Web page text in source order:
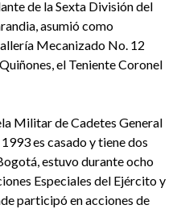
de la Sexta División del
asumió como
Mecanizado No. 12
el Teniente Coronel
Militar de Cadetes General
es casado y tiene dos
estuvo durante ocho
Especiales del Ejército y
participó en acciones de